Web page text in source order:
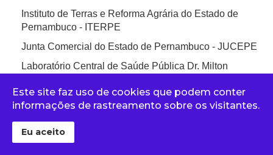
Instituto de Terras e Reforma Agrária do Estado de
Pernambuco - ITERPE
Junta Comercial do Estado de Pernambuco - JUCEPE
Laboratório Central de Saúde Pública Dr. Milton
Laboratório Farmacêutico do Estado de Pernambuco
Governador Miguel Arraes S/A - LAFEPE
Ministério Público de Pernambuco - MPPE
Este site faz uso de cookies que podem conter
informações de rastreamento sobre os visitantes.
Eu aceito